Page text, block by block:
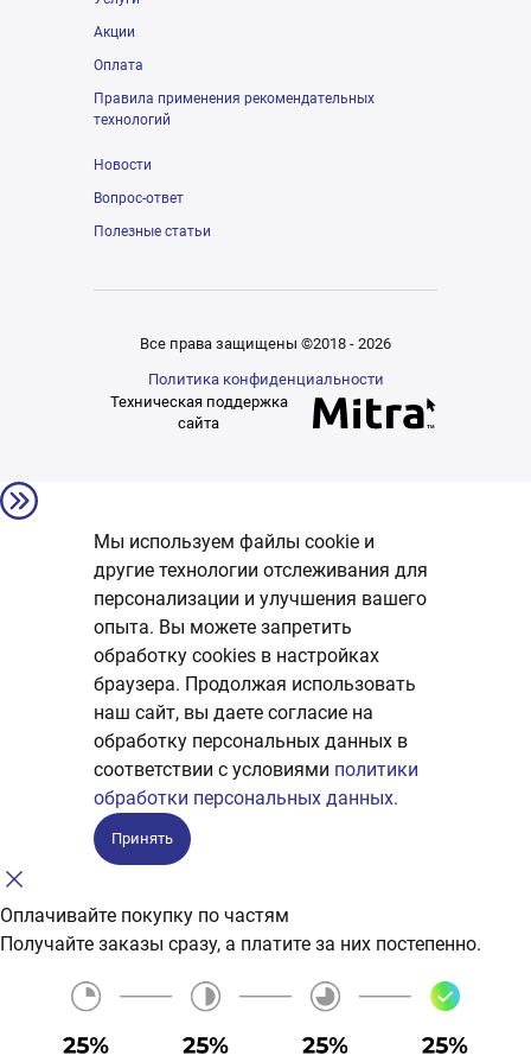
Акции
Оплата
Правила применения рекомендательных
технологий
Новости
Вопрос-ответ
Полезные статьи
Все права защищены ©2018 - 2026
Политика конфиденциальности
Техническая поддержка
сайта
Мы используем файлы cookie и
другие технологии отслеживания для
персонализации и улучшения вашего
опыта. Вы можете запретить
обработку сookies в настройках
браузера. Продолжая использовать
наш сайт, вы даете согласие на
обработку персональных данных в
соответствии с условиями политики
обработки персональных данных.
Принять
Оплачивайте покупку по частям
Получайте заказы сразу, а платите за них постепенно.